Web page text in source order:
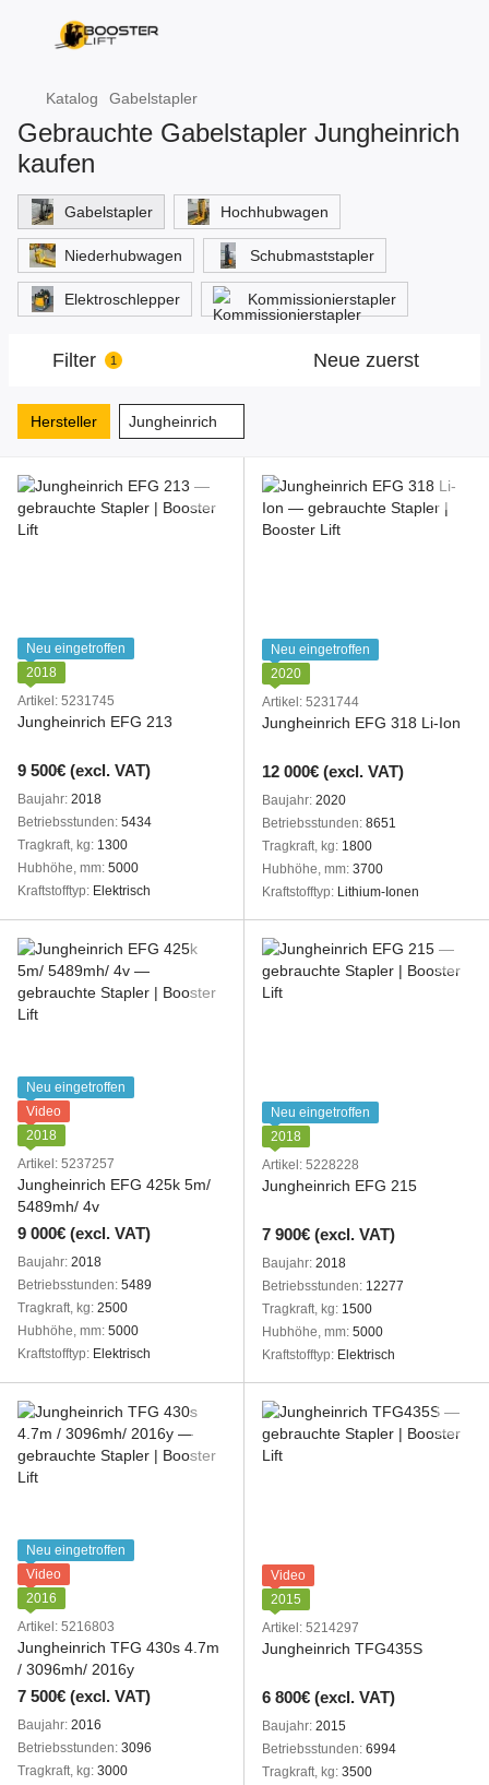
Katalog Gabelstapler
Gebrauchte Gabelstapler Jungheinrich
kaufen
Gabelstapler Hochhubwagen
Niederhubwagen Schubmaststapler
Elektroschlepper Kommissionierstapler
Filter 1 Neue zuerst
Hersteller Jungheinrich
Neu eingetroffen
2018
Artikel: 5231745
Jungheinrich EFG 213
9 500€ (excl. VAT)
Baujahr 2018
Betriebsstunden 5434
Tragkraft, kg 1300
Hubhöhe, mm 5000
Kraftstofftyp
Elektrisch
Neu eingetroffen
2020
Artikel: 5231744
Jungheinrich EFG 318 Li-Ion
12 000€ (excl. VAT)
Baujahr 2020
Betriebsstunden 8651
Tragkraft, kg 1800
Hubhöhe, mm 3700
Kraftstofftyp
Lithium-Ionen
Neu eingetroffen
Video
2018
Artikel: 5237257
Jungheinrich EFG 425k 5m/
5489mh/ 4v
9 000€ (excl. VAT)
Baujahr 2018
Betriebsstunden 5489
Tragkraft, kg 2500
Hubhöhe, mm 5000
Kraftstofftyp
Elektrisch
Neu eingetroffen
2018
Artikel: 5228228
Jungheinrich EFG 215
7 900€ (excl. VAT)
Baujahr 2018
Betriebsstunden 12277
Tragkraft, kg 1500
Hubhöhe, mm 5000
Kraftstofftyp
Elektrisch
Neu eingetroffen
Video
2016
Artikel: 5216803
Jungheinrich TFG 430s 4.7m
/ 3096mh/ 2016y
7 500€ (excl. VAT)
Baujahr 2016
Betriebsstunden 3096
Tragkraft, kg 3000
Video
2015
Artikel: 5214297
Jungheinrich TFG435S
6 800€ (excl. VAT)
Baujahr 2015
Betriebsstunden 6994
Tragkraft, kg 3500